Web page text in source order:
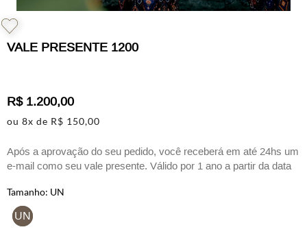
VALE PRESENTE 1200
R$ 1.200,00
ou 8x de R$ 150,00
Após a aprovação do seu pedido, você receberá em até 24hs um
e-mail como seu vale presente. Válido por 1 ano a partir da data
UN
UN